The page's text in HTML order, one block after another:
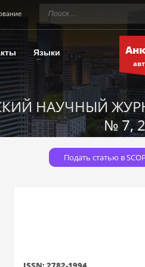
Языки
НАУЧНЫЙ
№ 7,
Подать статью в